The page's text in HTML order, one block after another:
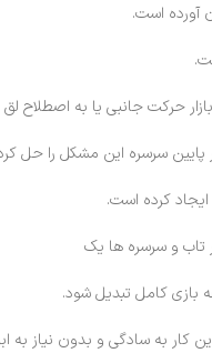
آورده است.
حرکت جانبی یا به اصطلاح
پایین سرسره این مشکل را حل
کرده است.
تاب و سرسره ها یک
بازی کامل تبدیل شود.
کار به سادگی و بدون نیاز به